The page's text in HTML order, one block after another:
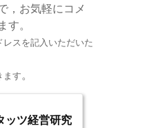
，お気軽にコメ
。
スを記入いただいた
ます。
ッツ経営研究